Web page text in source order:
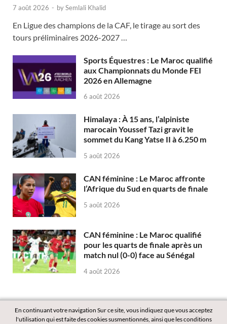
7 août 2026 - bySemlali Khalid
En Ligue des champions de la CAF, le tirage au sort des
tours préliminaires 2026-2027 …
Sports Équestres : Le Maroc qualifié
aux Championnats du Monde FEI
2026 en Allemagne
6 août 2026
Himalaya : À 15 ans, l’alpiniste
marocain Youssef Tazi gravit le
sommet du Kang Yatse II à 6.250 m
5 août 2026
CAN féminine : Le Maroc affronte
l’Afrique du Sud en quarts de finale
5 août 2026
CAN féminine : Le Maroc qualifié
pour les quarts de finale après un
match nul (0-0) face au Sénégal
4 août 2026
En continuant votre navigation Sur ce site, vous indiquez que vous acceptez
l'utilisation qui est faite des cookies susmentionnés, ainsi que les conditions